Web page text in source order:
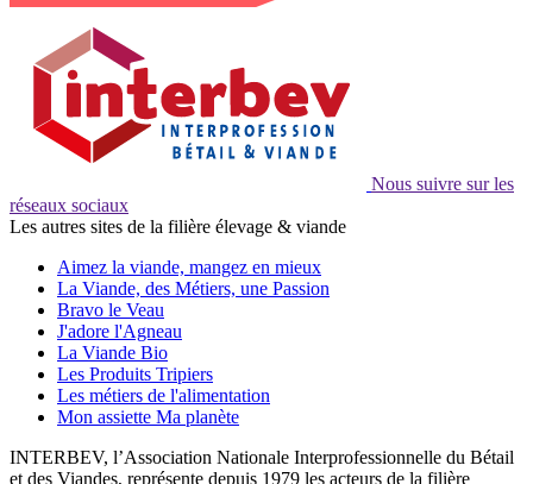
Nous suivre sur les
réseaux sociaux
Les autres sites de la filière élevage & viande
Aimez la viande, mangez en mieux
La Viande, des Métiers, une Passion
Bravo le Veau
J'adore l'Agneau
La Viande Bio
Les Produits Tripiers
Les métiers de l'alimentation
Mon assiette Ma planète
INTERBEV, l’Association Nationale Interprofessionnelle du Bétail
et des Viandes, représente depuis 1979 les acteurs de la filière